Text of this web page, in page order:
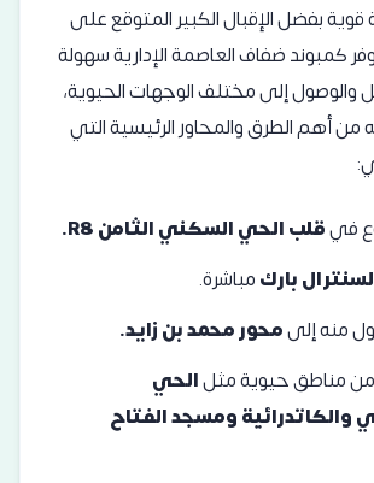
بفضل الإقبال الكبير المتوقع على
كمبوند ضفاف العاصمة الإدارية سهولة
والوصول إلى مختلف الوجهات الحيوية،
أهم الطرق والمحاور الرئيسية التي
فيقلب الحي السكني الثامن R8.
باركمباشرة.
منه إلىمحور محمد بن زايد.
من مناطق حيوية مثلالحي
والكاتدرائية ومسجد الفتاح